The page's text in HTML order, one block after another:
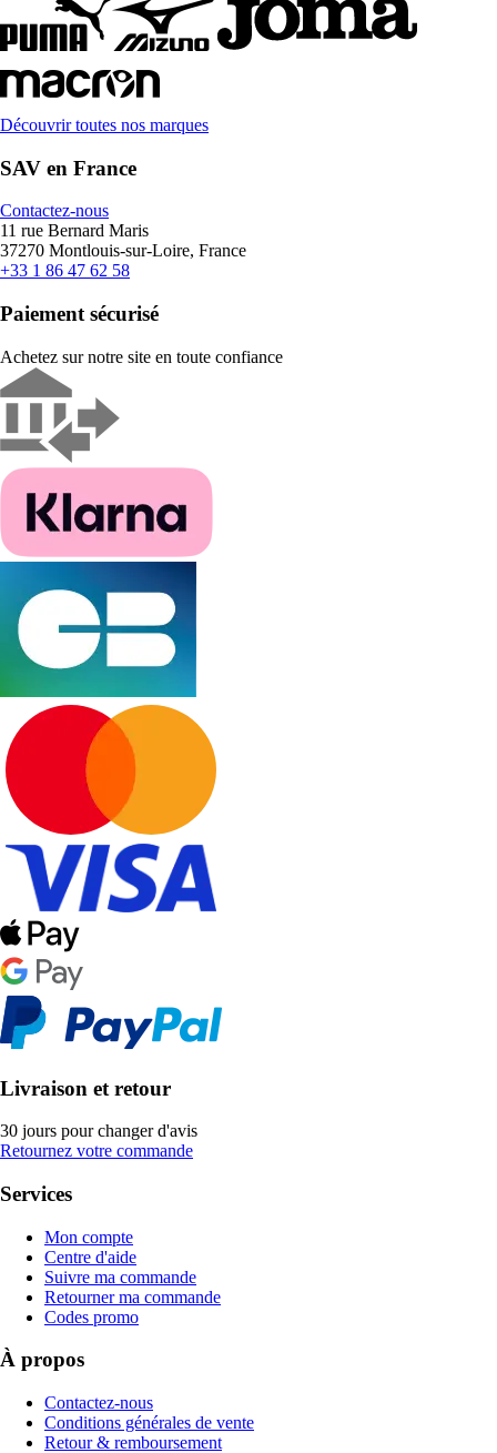
Découvrir toutes nos marques
SAV en France
Contactez-nous
11 rue Bernard Maris
37270 Montlouis-sur-Loire, France
+33 1 86 47 62 58
Paiement sécurisé
Achetez sur notre site en toute confiance
Livraison et retour
30 jours pour changer d'avis
Retournez votre commande
Services
Mon compte
Centre d'aide
Suivre ma commande
Retourner ma commande
Codes promo
À propos
Contactez-nous
Conditions générales de vente
Retour & remboursement